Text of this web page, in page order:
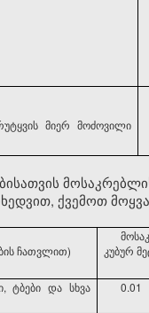
მიერ მოძოვილი
ქვემოთ
ჩათვლით)
კუბურ
ტბები და სხვა
0.01